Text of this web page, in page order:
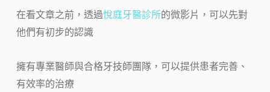
在看文章之前，透過悅庭牙醫診所的微影片，可以先對
他們有初步的認識
擁有專業醫師與合格牙技師團隊，可以提供患者完善、
有效率的治療